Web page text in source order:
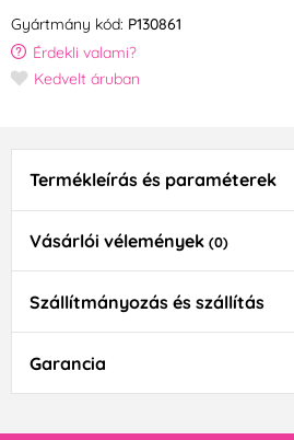
Gyártmány kód: P130861
Érdekli valami?
Kedvelt áruban
Termékleírás és paraméterek
Vásárlói vélemények (0)
Szállítmányozás és szállítás
Garancia